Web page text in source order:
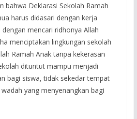
bahwa Deklarasi Sekolah Ramah
harus didasari dengan kerja
mencari ridhonya Allah
menciptakan lingkungan sekolah
Ramah Anak tanpa kekerasan
dituntut mampu menjadi
bagi siswa, tidak sekedar tempat
yang menyenangkan bagi